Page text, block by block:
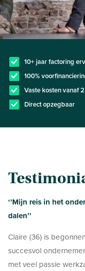
10+ jaar factoring
100%
Vaste kosten vanaf
Direct opzegbaar
‘’Mijn reis in het
dalen’’
Claire (36) is
succesvol
met veel passie